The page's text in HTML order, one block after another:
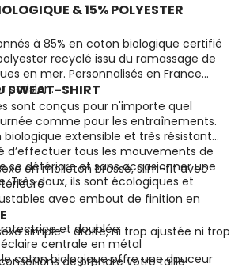
& 15% POLYESTER
à 85% en coton biologique certifié
recyclé issu du ramassage de
en mer. Personnalisés en France
parisien.
SWEAT-SHIRT
sont conçus pour n'importe quel
comme pour les entraînements.
biologique extensible et très résistant
d’effectuer tous les mouvements de
se détériore et sans occasionner une
Très doux, ils sont écologiques et
en molleton brossé, slim-fit avec
avec embout de finition en
et doublée
centrale en métal
le coton biologique offre une douceur
simple - droite, ni trop ajustée ni trop
de prendre votre taille